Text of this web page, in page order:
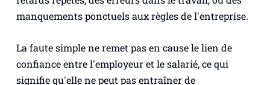
manquements ponctuels aux règles de l'entreprise.
La faute simple ne remet pas en cause le lien de
confiance entre l'employeur et le salarié, ce qui
signifie qu'elle ne peut pas entraîner de